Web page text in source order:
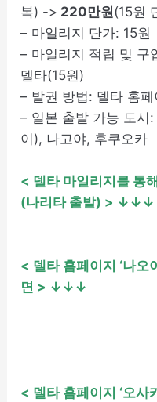
복) -> 220만원(15원
– 마일리지 단가: 15원
– 마일리지 적립 및
델타(15원)
– 발권 방법: 델타 홈페
– 일본 출발 가능 도시
이), 나고야, 후쿠오카
< 델타 마일리지를 통
(나리타 출발) > ↓↓↓
< 델타 홈페이지 ‘나오
면 > ↓↓↓
< 델타 홈페이지 ‘오사